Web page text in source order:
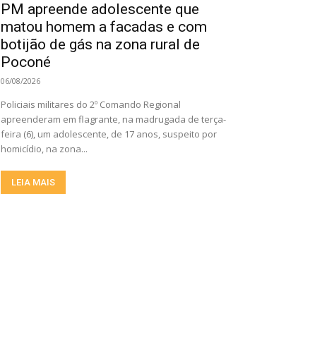
PM apreende adolescente que
matou homem a facadas e com
botijão de gás na zona rural de
Poconé
06/08/2026
Policiais militares do 2º Comando Regional
apreenderam em flagrante, na madrugada de terça-
feira (6), um adolescente, de 17 anos, suspeito por
homicídio, na zona...
LEIA MAIS